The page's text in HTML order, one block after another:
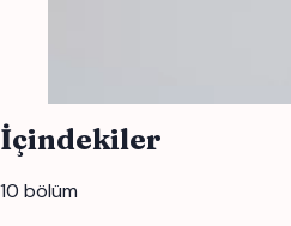
İçindekiler
10 bölüm